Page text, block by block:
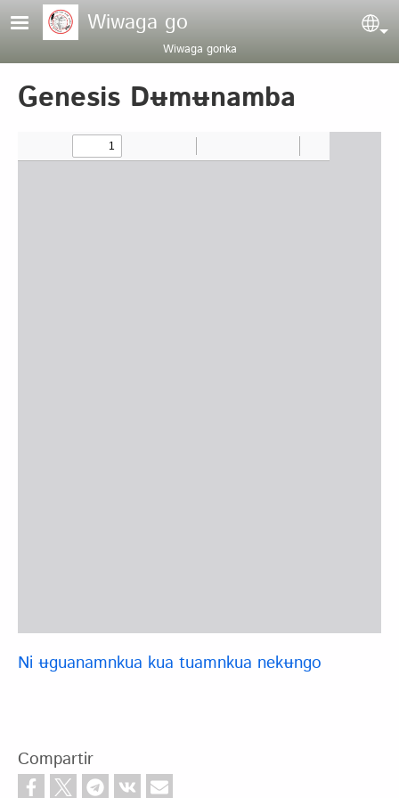
Pasar al contenido principal
Wiwaga go
Wiwaga gonka
Genesis Dʉmʉnamba
Ni ʉguanamnkua kua tuamnkua nekʉngo
Compartir